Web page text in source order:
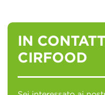
IN
CIRFOOD